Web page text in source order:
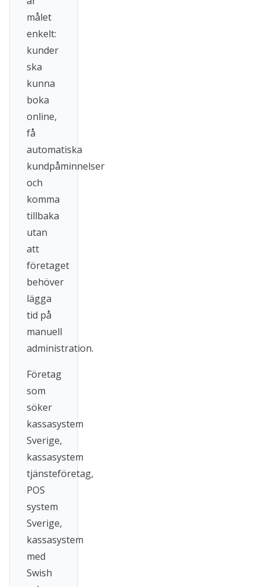
målet
enkelt:
kunder
ska
kunna
boka
online,
få
automatiska
kundpåminnelser
och
komma
tillbaka
utan
att
företaget
behöver
lägga
tid på
manuell
administration.
Företag
som
söker
kassasystem
Sverige,
kassasystem
tjänsteföretag,
POS
system
Sverige,
kassasystem
med
Swish